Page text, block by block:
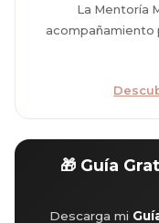
La Mentoría
acompañamiento
🎁 Guía
Descarga mi